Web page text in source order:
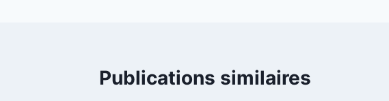
Publications similaires